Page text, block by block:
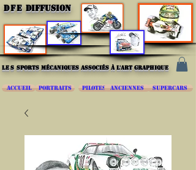
DFE DIFFUSION
les sports mécaniques associés à l'art graphique
ACCUEIL PORTRAITS PILOTES ANCIENNES SUPERCARS